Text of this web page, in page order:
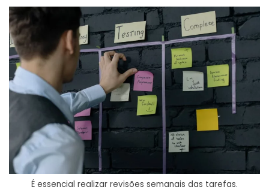
É essencial realizar revisões semanais das tarefas.